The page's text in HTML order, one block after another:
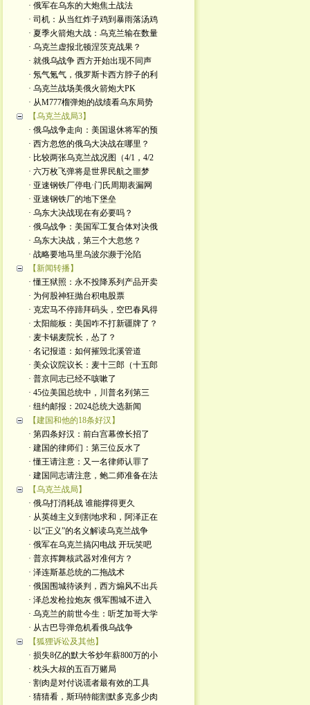
· 俄军在乌东的大炮焦土战法
· 司机：从当红炸子鸡到暴雨落汤鸡
· 夏季火箭炮大战：乌克兰输在数量
· 乌克兰虚报北顿涅茨克战果？
· 就俄乌战争 西方开始出现不同声
· 氖气氪气，俄罗斯卡西方脖子的利
· 乌克兰战场美俄火箭炮大PK
· 从M777榴弹炮的战绩看乌东局势
【乌克兰战局3】
· 俄乌战争走向：美国退休将军的预
· 西方忽悠的俄乌大决战在哪里？
· 比较两张乌克兰战况图（4/1，4/2
· 六万枚飞弹将是世界民航之噩梦
· 亚速钢铁厂停电·门氏周期表漏网
· 亚速钢铁厂的地下堡垒
· 乌东大决战现在有必要吗？
· 俄乌战争：美国军工复合体对决俄
· 乌东大决战，第三个大忽悠？
· 战略要地马里乌波尔濒于沦陷
【新闻转播】
· 懂王狱照：永不投降系列产品开卖
· 为何股神狂抛台积电股票
· 克宏马不停蹄拜码头，空巴春风得
· 太阳能板：美国咋不打新疆牌了？
· 麦卡锡麦院长，怂了？
· 名记报道：如何摧毁北溪管道
· 美众议院议长：麦十三郎（十五郎
· 普京同志已经不咳嗽了
· 45位美国总统中，川普名列第三
· 纽约邮报：2024总统大选新闻
【建国和他的18条好汉】
· 第四条好汉：前白宫幕僚长招了
· 建国的律师们：第三位反水了
· 懂王请注意：又一名律师认罪了
· 建国同志请注意，鲍二师准备在法
【乌克兰战局】
· 俄乌打消耗战 谁能撑得更久
· 从英雄主义到割地求和，阿泽正在
· 以“正义”的名义解读乌克兰战争
· 俄军在乌克兰搞闪电战 开玩笑吧
· 普京挥舞核武器对准何方？
· 泽连斯基总统的二拖战术
· 俄国围城待谈判，西方煽风不出兵
· 泽总发枪拉炮灰 俄军围城不进入
· 乌克兰的前世今生：听芝加哥大学
· 从古巴导弹危机看俄乌战争
【狐狸诉讼及其他】
· 损失8亿的默大爷炒年薪800万的小
· 枕头大叔的五百万赌局
· 割肉是对付说谎者最有效的工具
· 猜猜看，斯玛特能割默多克多少肉